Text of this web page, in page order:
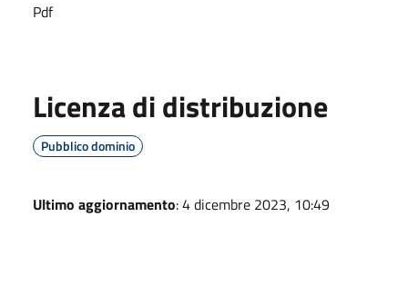
Pdf
Licenza di distribuzione
Pubblico dominio
Ultimo aggiornamento: 4 dicembre 2023, 10:49